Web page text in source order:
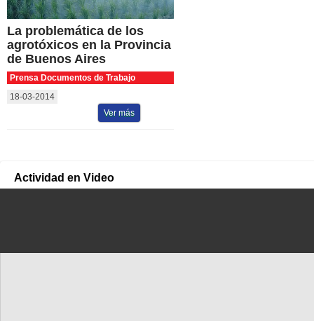
La problemática de los
agrotóxicos en la Provincia
de Buenos Aires
Prensa Documentos de Trabajo
18-03-2014
Ver más
Actividad en Video